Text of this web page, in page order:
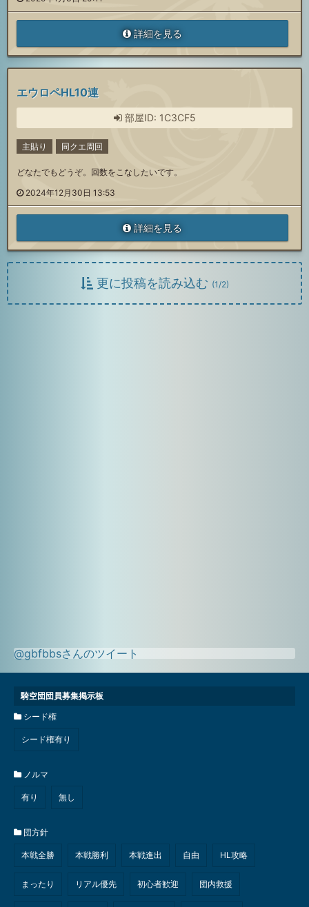
詳細を見る
エウロペHL10連
部屋ID: 1C3CF5
主貼り 同クエ周回
どなたでもどうぞ。回数をこなしたいです。
2024年12月30日 13:53
詳細を見る
更に投稿を読み込む (1/2)
@gbfbbsさんのツイート
騎空団団員募集掲示板
シード権
シード権有り
ノルマ
有り 無し
団方針
本戦全勝 本戦勝利 本戦進出 自由 HL攻略
まったり リアル優先 初心者歓迎 団内救援